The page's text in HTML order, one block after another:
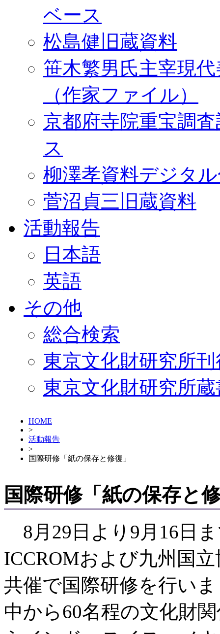
ベース
松島健旧蔵資料
笹木繁男氏主宰現
（作家ファイル）
京都府寺院重宝調
ス
柳澤孝資料デジタ
菅沼貞三旧蔵資料
活動報告
日本語
英語
その他
総合検索
東京文化財研究所
東京文化財研究所
HOME
>
活動報告
>
国際研修「紙の保存と修復」
国際研修「紙の保存と
8月29日より9月16日
ICCROMおよび九州国
共催で国際研修を行い
中から60名程の文化財